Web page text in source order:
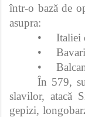
într-o bază de
asupra:
•
Italiei
•
•
În 579,
slavilor, atacă
gepizi,